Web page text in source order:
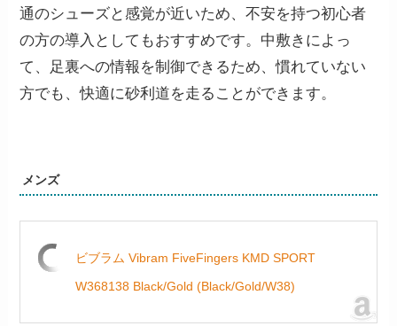
通のシューズと感覚が近いため、不安を持つ初心者
の方の導入としてもおすすめです。中敷きによっ
て、足裏への情報を制御できるため、慣れていない
方でも、快適に砂利道を走ることができます。
メンズ
ビブラム Vibram FiveFingers KMD SPORT
W368138 Black/Gold (Black/Gold/W38)